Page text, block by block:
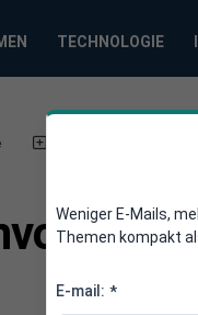
TECHNOLOGIE
Weniger E-Mails,
Themen kompakt
E-mail: *